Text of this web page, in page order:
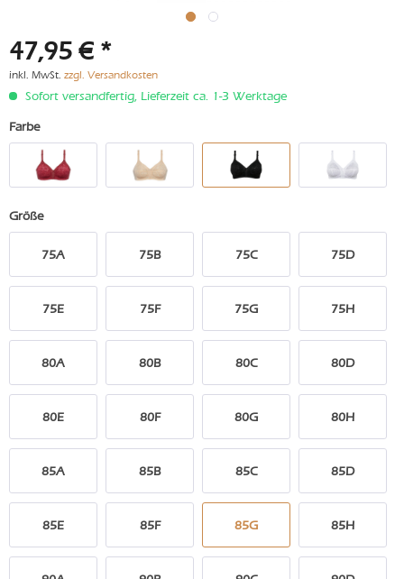
47,95 € *
inkl. MwSt. zzgl. Versandkosten
Sofort versandfertig, Lieferzeit ca. 1-3 Werktage
Farbe
Größe
75A 75B 75C 75D
75E 75F 75G 75H
80A 80B 80C 80D
80E 80F 80G 80H
85A 85B 85C 85D
85E 85F 85G 85H